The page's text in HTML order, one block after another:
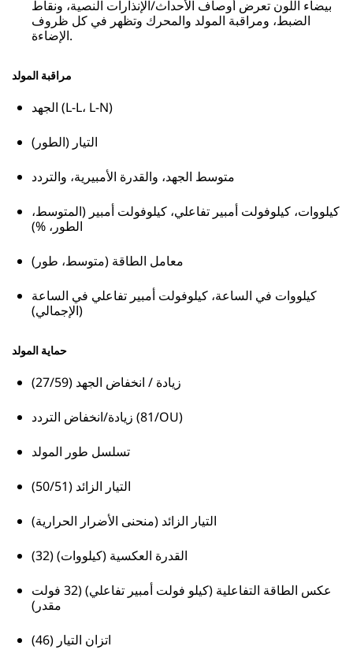
بيضاء اللون تعرض أوصاف الأحداث/الإنذارات النصية، ونقاط
الضبط، ومراقبة المولد والمحرك وتظهر في كل ظروف
الإضاءة.
مراقبة المولد
الجهد (L-L، L-N)
التيار (الطور)
متوسط الجهد، والقدرة الأمبيرية، والتردد
كيلووات، كيلوفولت أمبير تفاعلي، كيلوفولت أمبير (المتوسط،
الطور، %)
معامل الطاقة (متوسط، طور)
كيلووات في الساعة، كيلوفولت أمبير تفاعلي في الساعة
(الإجمالي)
حماية المولد
زيادة / انخفاض الجهد (27/59)
زيادة/انخفاض التردد (81/OU)
تسلسل طور المولد
التيار الزائد (50/51)
التيار الزائد (منحنى الأضرار الحرارية)
القدرة العكسية (كيلووات) (32)
عكس الطاقة التفاعلية (كيلو فولت أمبير تفاعلي) (32 فولت
مقدر)
اتزان التيار (46)